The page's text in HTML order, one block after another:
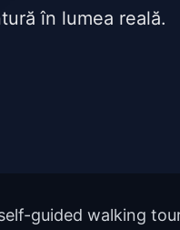
în lumea reală.
guided walking